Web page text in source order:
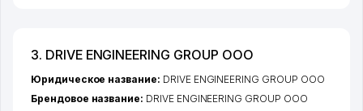
3. DRIVE ENGINEERING GROUP ООО
Юридическое название: DRIVE ENGINEERING GROUP ООО
Брендовое название: DRIVE ENGINEERING GROUP ООО